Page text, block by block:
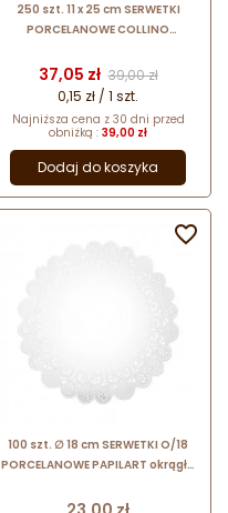
250 szt. 11 x 25 cm SERWETKI
PORCELANOWE COLLINO
z koronką
Cena
37,05 zł Cena
39,00 zł
0,15 zł / 1 szt.
Najniższa cena z 30 dni przed
obniżką : 39,00 zł
Dodaj do koszyka
100 szt. ∅ 18 cm SERWETKI O/18
PORCELANOWE PAPILART okrągłe
Cena
